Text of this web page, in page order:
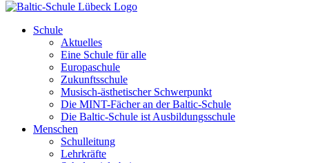
Schule
Aktuelles
Eine Schule für alle
Europaschule
Zukunftsschule
Musisch-ästhetischer Schwerpunkt
Die MINT-Fächer an der Baltic-Schule
Die Baltic-Schule ist Ausbildungsschule
Menschen
Schulleitung
Lehrkräfte